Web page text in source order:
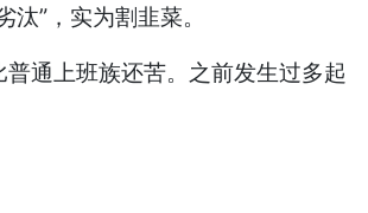
”，实为割韭菜。
通上班族还苦。之前发生过多起